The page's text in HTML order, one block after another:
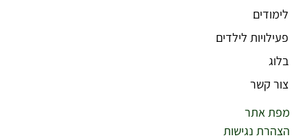
לימודים
פעילויות לילדים
בלוג
צור קשר
מפת אתר
הצהרת נגישות